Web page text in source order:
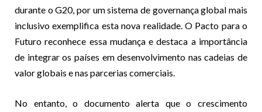
durante o G20, por um sistema de governança global mais
inclusivo exemplifica esta nova realidade. O Pacto para o
Futuro reconhece essa mudança e destaca a importância
de integrar os países em desenvolvimento nas cadeias de
valor globais e nas parcerias comerciais.
No entanto, o documento alerta que o crescimento